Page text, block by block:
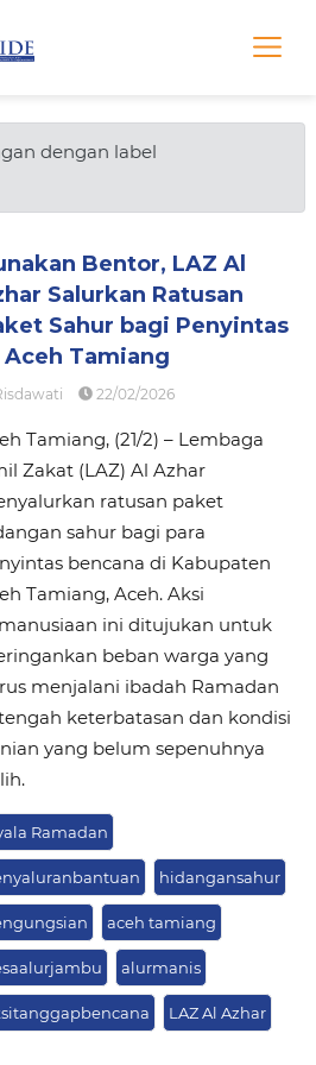
dengan label
Bentor, LAZ Al
Salurkan Ratusan
Sahur bagi Penyintas
Tamiang
22/02/2026
Tamiang, (21/2) – Lembaga
Zakat (LAZ) Al Azhar
ratusan paket
sahur bagi para
bencana di Kabupaten
Tamiang, Aceh. Aksi
ini ditujukan untuk
beban warga yang
menjalani ibadah Ramadan
keterbatasan dan kondisi
yang belum sepenuhnya
Ramadan
hidangansahur
aceh tamiang
alurmanis
LAZ Al Azhar